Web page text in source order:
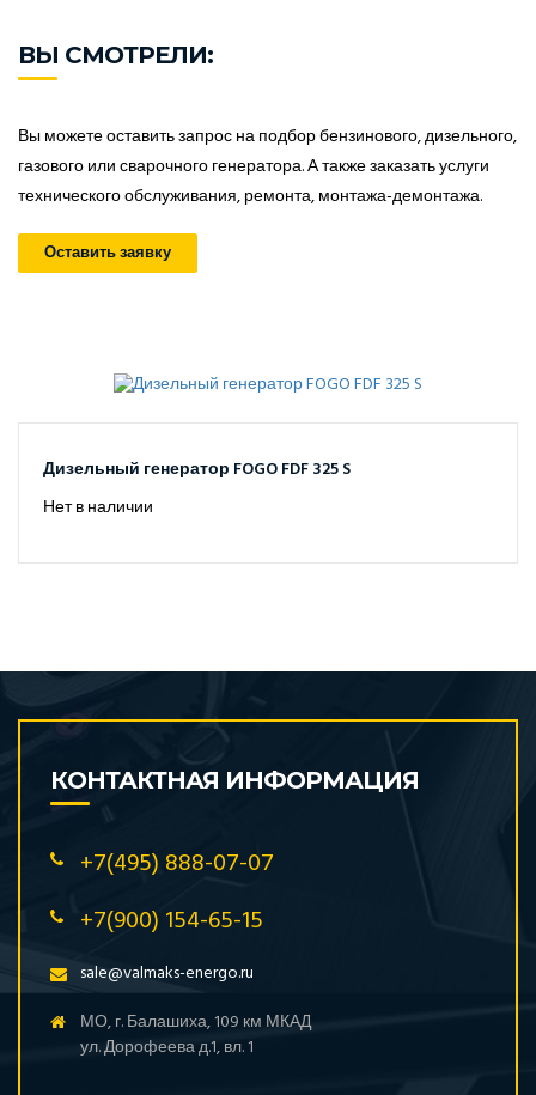
ВЫ СМОТРЕЛИ:
Вы можете оставить запрос на подбор бензинового, дизельного,
газового или сварочного генератора. А также заказать услуги
технического обслуживания, ремонта, монтажа-демонтажа.
Оставить заявку
Дизельный генератор FOGO FDF 325 S
Нет в наличии
КОНТАКТНАЯ ИНФОРМАЦИЯ
+7(495) 888-07-07
+7(900) 154-65-15
sale@valmaks-energo.ru
МО, г. Балашиха, 109 км МКАД
ул. Дорофеева д.1, вл. 1